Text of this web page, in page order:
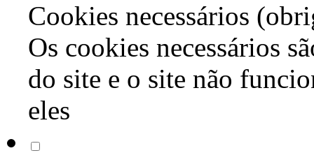
Cookies necessários
Os cookies necessários
do site e o site não
eles